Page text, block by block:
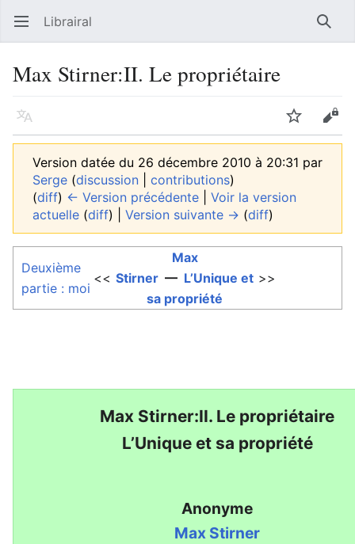
Ouvrir le menu principal Librairal
Max Stirner:II. Le propriétaire
Langue Suivre
Version datée du 26 décembre 2010 à 20:31 par
Serge (discussion contributions)
(diff) ← Version précédente
Voir la version
actuelle (diff) | Version suivante → (diff)
Deuxième
partie : moi
<<
Max
Stirner — L’Unique et
sa propriété
>>
Max Stirner:II. Le propriétaire
L’Unique et sa propriété
Anonyme
Max Stirner